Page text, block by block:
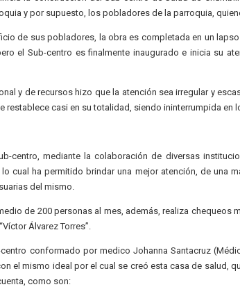
y por supuesto, los pobladores de la parroquia,
de sus pobladores, la obra es completada en un
el Sub-centro es finalmente inaugurado e inicia su
y de recursos hizo que la atención sea irregular y
restablece casi en su totalidad, siendo ininterrumpida en
centro, mediante la colaboración de diversas
cual ha permitido brindar una mejor atención, de una
del mismo.
de 200 personas al mes, además, realiza
Álvarez Torres”.
conformado por medico Johanna Santacruz
el mismo ideal por el cual se creó esta casa de salud,
como son: